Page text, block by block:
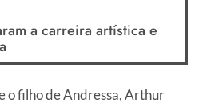
a carreira artística e
o filho de Andressa, Arthur